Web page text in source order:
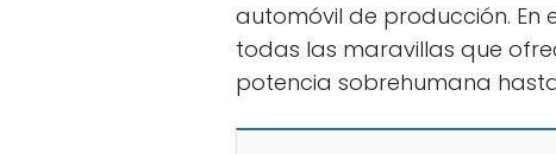
automóvil de producción. En
todas las maravillas que
potencia sobrehumana